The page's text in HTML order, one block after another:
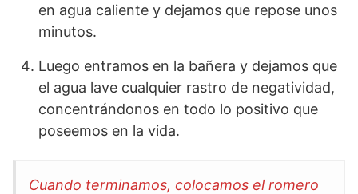
en agua caliente y dejamos que repose unos
minutos.
Luego entramos en la bañera y dejamos que
el agua lave cualquier rastro de negatividad,
concentrándonos en todo lo positivo que
poseemos en la vida.
Cuando terminamos, colocamos el romero